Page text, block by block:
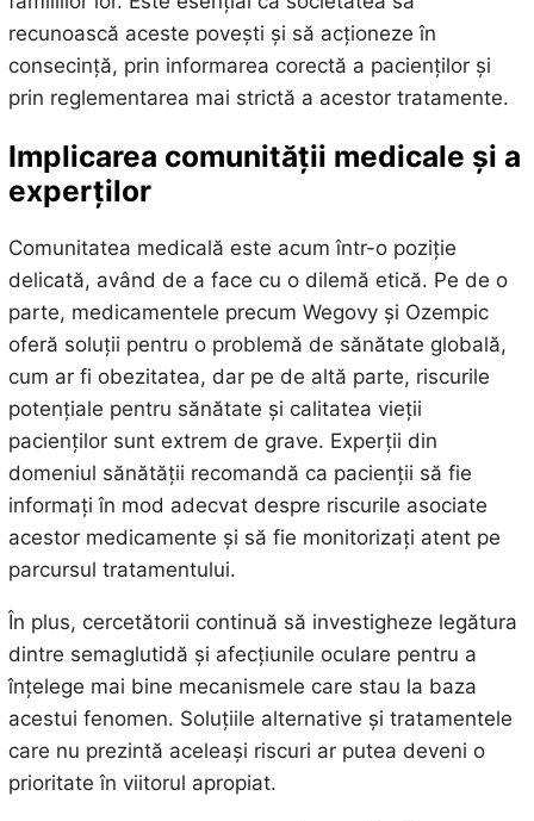
recunoască aceste povești și să acționeze în
consecință, prin informarea corectă a pacienților și
prin reglementarea mai strictă a acestor tratamente.
Implicarea comunității medicale și a
experților
Comunitatea medicală este acum într-o poziție
delicată, având de a face cu o dilemă etică. Pe de o
parte, medicamentele precum Wegovy și Ozempic
oferă soluții pentru o problemă de sănătate globală,
cum ar fi obezitatea, dar pe de altă parte, riscurile
potențiale pentru sănătate și calitatea vieții
pacienților sunt extrem de grave. Experții din
domeniul sănătății recomandă ca pacienții să fie
informați în mod adecvat despre riscurile asociate
acestor medicamente și să fie monitorizați atent pe
parcursul tratamentului.
În plus, cercetătorii continuă să investigheze legătura
dintre semaglutidă și afecțiunile oculare pentru a
înțelege mai bine mecanismele care stau la baza
acestui fenomen. Soluțiile alternative și tratamentele
care nu prezintă aceleași riscuri ar putea deveni o
prioritate în viitorul apropiat.